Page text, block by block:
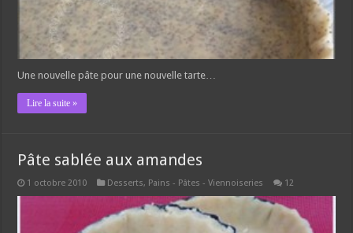
Une nouvelle pâte pour une nouvelle tarte…
Lire la suite »
Pâte sablée aux amandes
1 octobre 2010 Desserts, Pains - Pâtes - Viennoiseries 12